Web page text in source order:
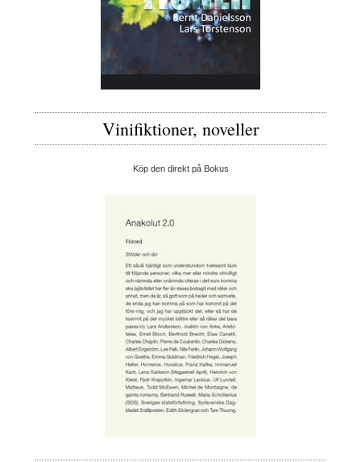
Vinifiktioner, noveller
Köp den direkt på Bokus